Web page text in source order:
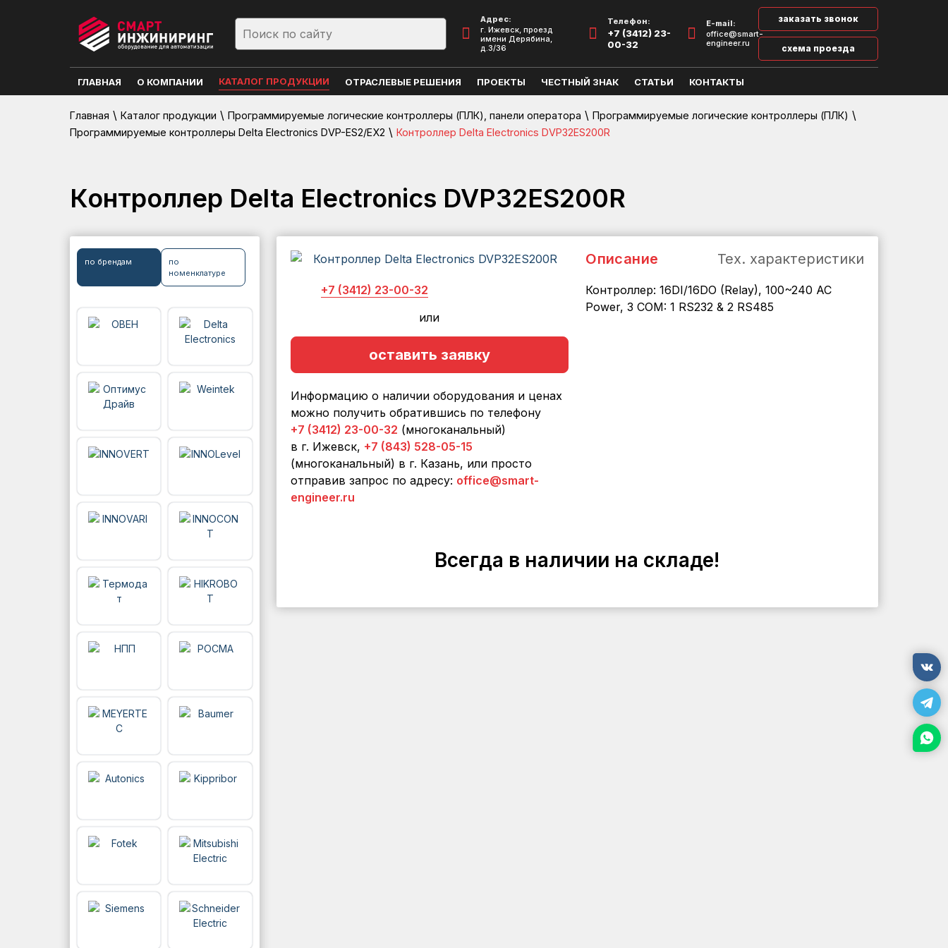
Адрес:
г. Ижевск, проезд
имени Дерябина,
д.3/36
Телефон:
+7 (3412) 23-
00-32
E-mail:
office@smart-
engineer.ru
заказать звонок
схема проезда
ГЛАВНАЯ О КОМПАНИИ КАТАЛОГ ПРОДУКЦИИ ОТРАСЛЕВЫЕ РЕШЕНИЯ ПРОЕКТЫ ЧЕСТНЫЙ ЗНАК СТАТЬИ КОНТАКТЫ
Главная \ Каталог продукции \ Программируемые логические контроллеры (ПЛК), панели оператора \ Программируемые логические контроллеры (ПЛК) \
Программируемые контроллеры Delta Electronics DVP-ES2/EX2 \ Контроллер Delta Electronics DVP32ES200R
Контроллер Delta Electronics DVP32ES200R
по брендам
по
номенклатуре
+7 (3412) 23-00-32
или
оставить заявку
Информацию о наличии оборудования и ценах
можно получить обратившись по телефону
+7 (3412) 23-00-32 (многоканальный)
в г. Ижевск, +7 (843) 528-05-15
(многоканальный) в г. Казань, или просто
отправив запрос по адресу: office@smart-
engineer.ru
Описание Тех. характеристики
Контроллер: 16DI/16DO (Relay), 100~240 AC
Power, 3 COM: 1 RS232 & 2 RS485
Всегда в наличии на складе!